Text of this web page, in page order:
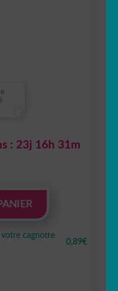
: 23j 16h 31m
cagnotte
0,89€